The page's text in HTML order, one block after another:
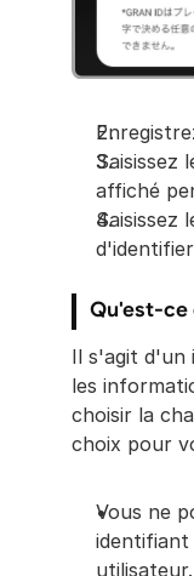
Saisissez
affiché
Saisissez
Qu'est-ce
Il s'agit d'un
les
choisir la
choix pour
Vous ne
identifiant
utilisateur.